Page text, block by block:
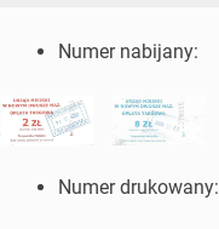
Numer nabijany:
Numer drukowany: